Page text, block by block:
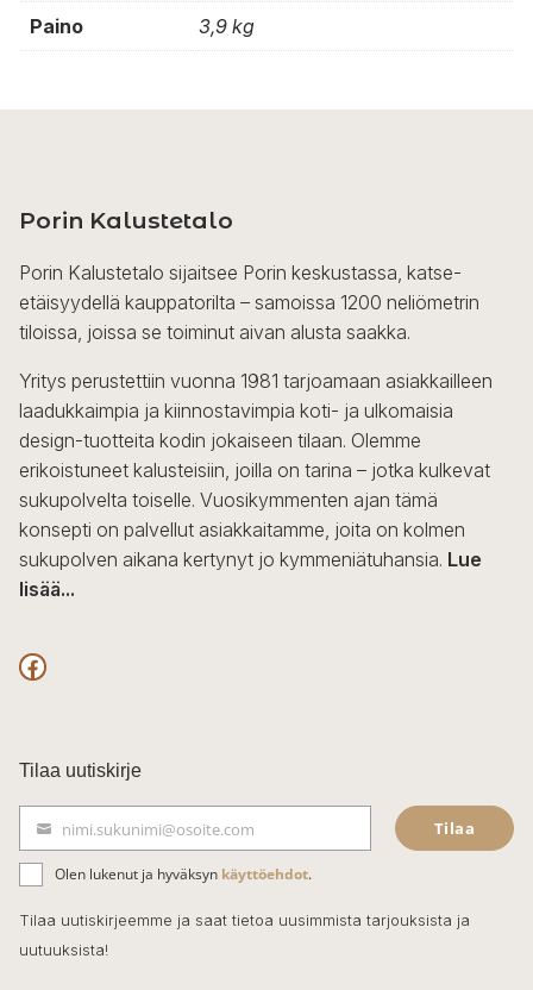
Paino 3,9 kg
Porin Kalustetalo
Porin Kalustetalo sijaitsee Porin keskustassa, katse-
etäisyydellä kauppatorilta – samoissa 1200 neliömetrin
tiloissa, joissa se toiminut aivan alusta saakka.
Yritys perustettiin vuonna 1981 tarjoamaan asiakkailleen
laadukkaimpia ja kiinnostavimpia koti- ja ulkomaisia
design-tuotteita kodin jokaiseen tilaan. Olemme
erikoistuneet kalusteisiin, joilla on tarina – jotka kulkevat
sukupolvelta toiselle. Vuosikymmenten ajan tämä
konsepti on palvellut asiakkaitamme, joita on kolmen
sukupolven aikana kertynyt jo kymmeniätuhansia. Lue
lisää...
F
c
e
b
o
o
k
Tilaa uutiskirje
ä
h
k
nimi.sukunimi@osoite.com Tilaa
Olen lukenut ja hyväksyn käyttöehdot.
Tilaa uutiskirjeemme ja saat tietoa uusimmista tarjouksista ja
uutuuksista!